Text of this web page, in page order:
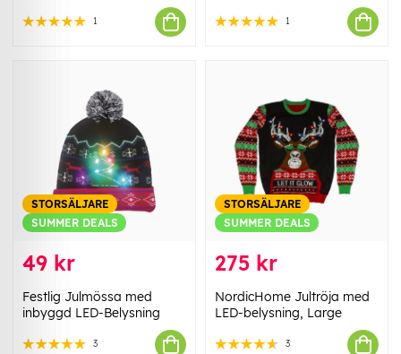
1 1
STORSÄLJARE
SUMMER DEALS
49 kr
Festlig Julmössa med
inbyggd LED-Belysning
3
STORSÄLJARE
SUMMER DEALS
275 kr
NordicHome Jultröja med
LED-belysning, Large
3